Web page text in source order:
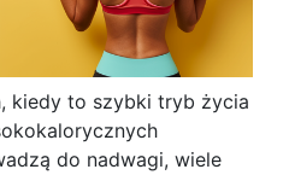
kiedy to szybki tryb życia
do nadwagi, wiele